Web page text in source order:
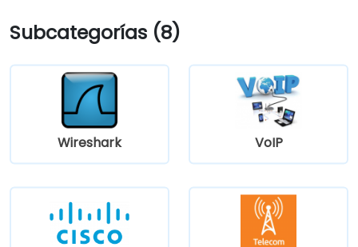
Subcategorías (8)
Wireshark VoIP